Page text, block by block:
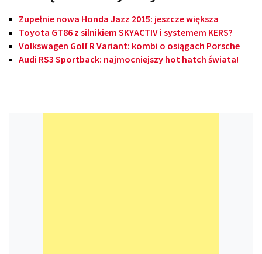
Zupełnie nowa Honda Jazz 2015: jeszcze większa
Toyota GT86 z silnikiem SKYACTIV i systemem KERS?
Volkswagen Golf R Variant: kombi o osiągach Porsche
Audi RS3 Sportback: najmocniejszy hot hatch świata!